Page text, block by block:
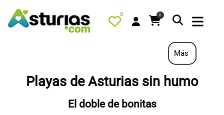
0 0
PORTADA
QUÉ HACER
Más
Playas de Asturias sin humo
El doble de bonitas